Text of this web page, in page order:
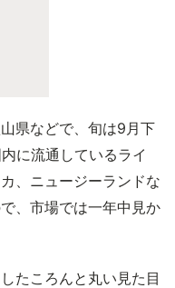
県などで、旬は9月下
に流通しているライ
、ニュージーランドな
、市場では一年中見か
たころんと丸い見た目